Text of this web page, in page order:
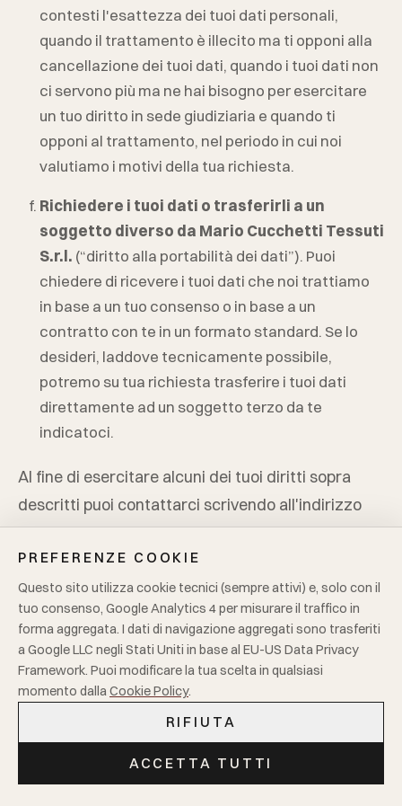
contesti l'esattezza dei tuoi dati personali,
quando il trattamento è illecito ma ti opponi alla
cancellazione dei tuoi dati, quando i tuoi dati non
ci servono più ma ne hai bisogno per esercitare
un tuo diritto in sede giudiziaria e quando ti
opponi al trattamento, nel periodo in cui noi
valutiamo i motivi della tua richiesta.
Richiedere i tuoi dati o trasferirli a un
soggetto diverso da Mario Cucchetti Tessuti
S.r.l. (“diritto alla portabilità dei dati”). Puoi
chiedere di ricevere i tuoi dati che noi trattiamo
in base a un tuo consenso o in base a un
contratto con te in un formato standard. Se lo
desideri, laddove tecnicamente possibile,
potremo su tua richiesta trasferire i tuoi dati
direttamente ad un soggetto terzo da te
indicatoci.
Al fine di esercitare alcuni dei tuoi diritti sopra
descritti puoi contattarci scrivendo all'indirizzo
del Titolare del trattamento sopraindicato.
Per garantire che i dati dei nostri utenti non
subiscano violazioni o utilizzi illegittimi da parte di
terzi, prima di accogliere una tua richiesta di
esercizio di uno dei diritti indicati, ti chiederemo
alcune informazioni per essere certi della tua
8. Misure di sicurezza
PREFERENZE COOKIE
Questo sito utilizza cookie tecnici (sempre attivi) e, solo con il
tuo consenso, Google Analytics 4 per misurare il traffico in
forma aggregata. I dati di navigazione aggregati sono trasferiti
a Google LLC negli Stati Uniti in base al EU-US Data Privacy
Framework. Puoi modificare la tua scelta in qualsiasi
momento dallaCookie Policy.
RIFIUTA
ACCETTA TUTTI